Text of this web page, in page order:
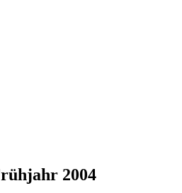
2004